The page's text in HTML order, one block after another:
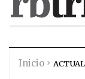
Inicio